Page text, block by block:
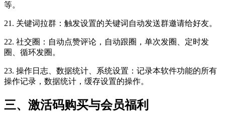
等。
21. 关键词拉群：触发设置的关键词自动发送群邀请给好友。
22. 社交圈：自动点赞评论，自动跟圈，单次发圈、定时发
圈、循环发圈。
23. 操作日志、数据统计、系统设置：记录本软件功能的所有
操作记录，数据统计，缓存设置的操作。
三、激活码购买与会员福利